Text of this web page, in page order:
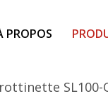
PROPOS
SL100-